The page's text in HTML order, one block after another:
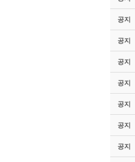
공지
공지
공지
공지
공지
공지
공지